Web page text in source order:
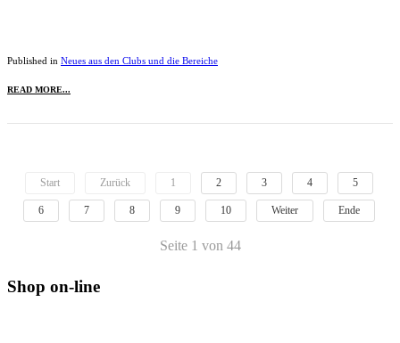
Published in Neues aus den Clubs und die Bereiche
READ MORE...
Start Zurück 1 2 3 4 5
6 7 8 9 10 Weiter Ende
Seite 1 von 44
Shop on-line